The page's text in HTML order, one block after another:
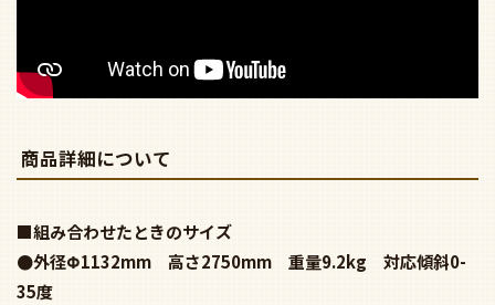
商品詳細について
■組み合わせたときのサイズ
●外径Φ1132mm 高さ2750mm 重量9.2kg 対応傾斜0-
35度